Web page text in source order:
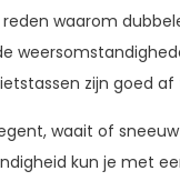
reden waarom
zijn goed
waait of
kun je met